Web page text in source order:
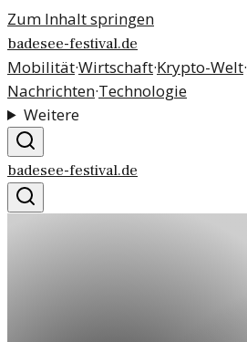
Zum Inhalt springen
badesee-festival.de
Mobilität·Wirtschaft·Krypto-Welt·
Nachrichten·Technologie
Weitere
badesee-festival.de